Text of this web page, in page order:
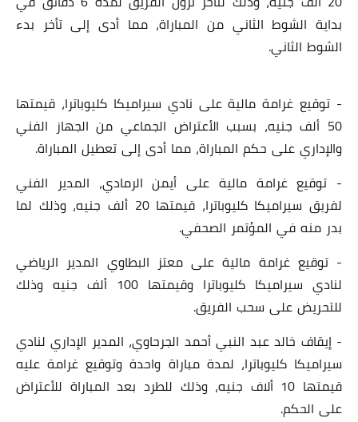
بداية الشوط الثاني من المباراة، مما أدى إلى تأخر بدء
الشوط الثاني.
- توقيع غرامة مالية على نادي سيراميكا كليوباترا، قيمتها
50 ألف جنيه، بسبب الأعتراض الجماعي من الجهاز الفني
والإداري على حكم المباراة، مما أدى إلى تعطيل المباراة.
- توقيع غرامة مالية على أيمن الرمادي، المدير الفني
لفريق سيراميكا كليوباترا، قيمتها 20 ألف جنيه، وذلك لما
بدر منه في المؤتمر الصحفي.
- توقيع غرامة مالية على معتز البطاوي المدير الرياضي
لنادي سيراميكا كليوباترا وقيمتها 100 ألف جنيه وذلك
للتحريض على سحب الفريق.
- إيقاف خالد عبد النبي أحمد الجرحاوي، المدير الإداري لنادي
سيراميكا كليوباترا، لمدة مباراة واحدة وتوقيع غرامة عليه
قيمتها 10 ألاف جنيه، وذلك للطرد بعد المباراة للأعتراض
على الحكم.